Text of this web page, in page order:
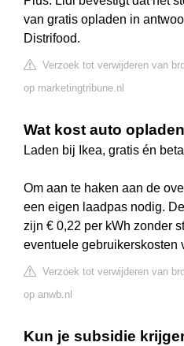
van gratis opladen in
Distrifood.
Verzoek tot verwijderen van
op marketingtribune.nl
Wat kost auto
Laden bij Ikea, gratis én
Om aan te haken aan de
een eigen laadpas nodig.
zijn € 0,22 per kWh zonder
eventuele gebruikerskosten
Verzoek tot verwijderen van
op anwb.nl
Kun je subsidie